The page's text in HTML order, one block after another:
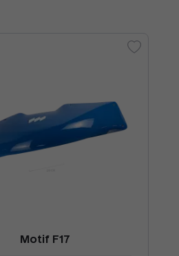
Motif F17